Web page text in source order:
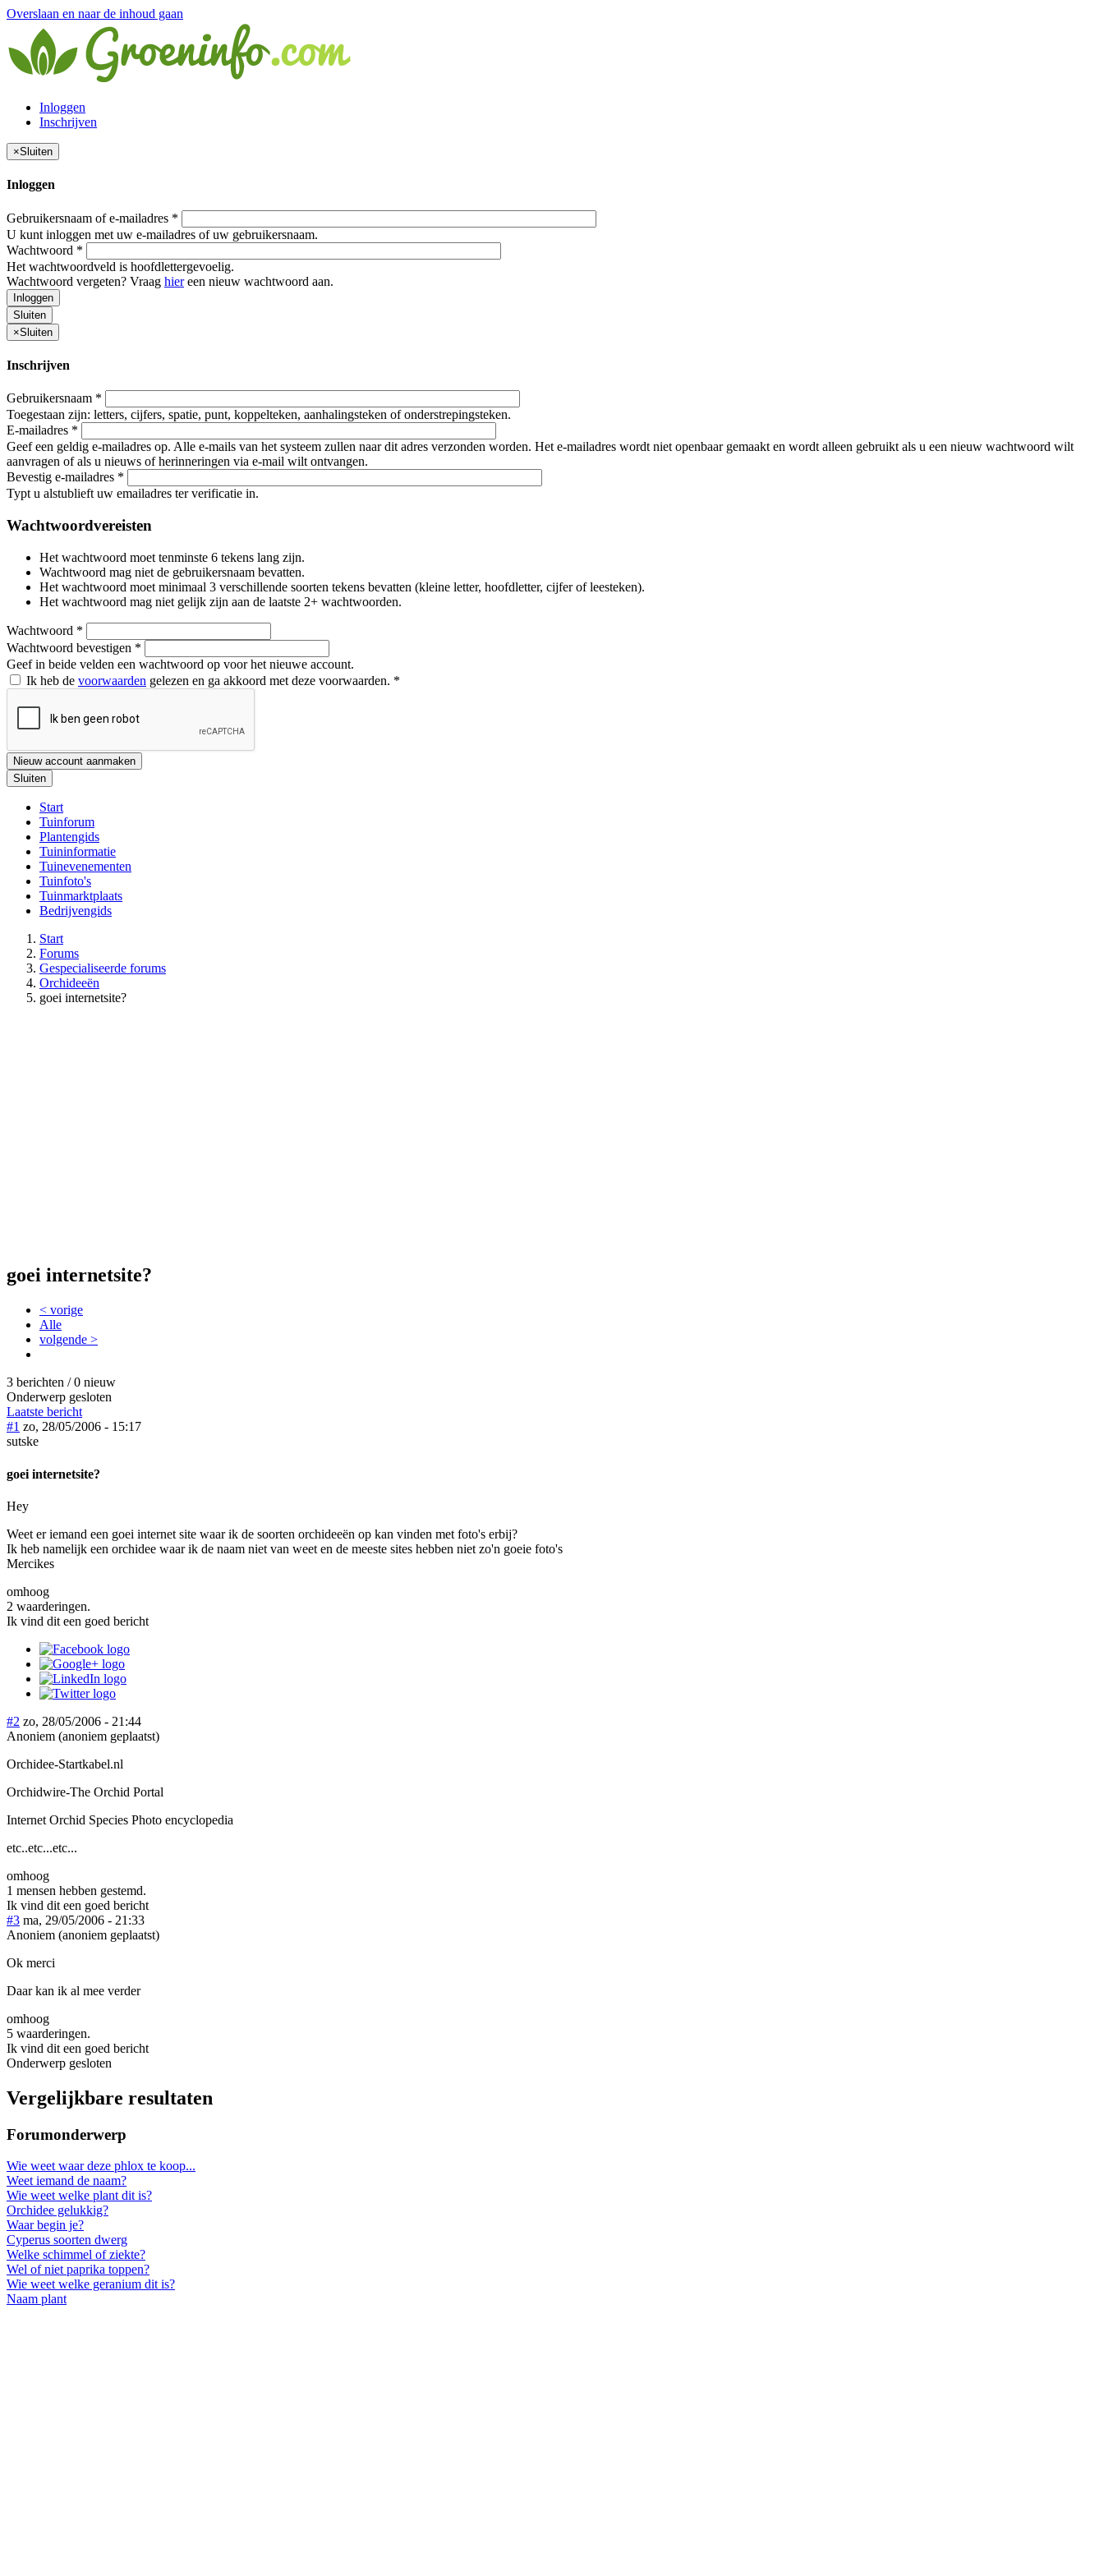
Overslaan en naar de inhoud gaan
Inloggen
Inschrijven
×Sluiten
Inloggen
Gebruikersnaam of e-mailadres *
U kunt inloggen met uw e-mailadres of uw gebruikersnaam.
Wachtwoord *
Het wachtwoordveld is hoofdlettergevoelig.
Wachtwoord vergeten? Vraag hiereen nieuw wachtwoord aan.
Inloggen
Sluiten
×Sluiten
Inschrijven
Gebruikersnaam *
Toegestaan zijn: letters, cijfers, spatie, punt, koppelteken, aanhalingsteken of onderstrepingsteken.
E-mailadres *
Geef een geldig e-mailadres op. Alle e-mails van het systeem zullen naar dit adres verzonden worden. Het e-mailadres wordt niet openbaar gemaakt en wordt alleen gebruikt als u een nieuw wachtwoord wilt
aanvragen of als u nieuws of herinneringen via e-mail wilt ontvangen.
Bevestig e-mailadres *
Typt u alstublieft uw emailadres ter verificatie in.
Wachtwoordvereisten
Het wachtwoord moet tenminste 6 tekens lang zijn.
Wachtwoord mag niet de gebruikersnaam bevatten.
Het wachtwoord moet minimaal 3 verschillende soorten tekens bevatten (kleine letter, hoofdletter, cijfer of leesteken).
Het wachtwoord mag niet gelijk zijn aan de laatste 2+ wachtwoorden.
Wachtwoord *
Wachtwoord bevestigen *
Geef in beide velden een wachtwoord op voor het nieuwe account.
Ik heb de voorwaarden gelezen en ga akkoord met deze voorwaarden. *
Nieuw account aanmaken
Sluiten
Start
Tuinforum
Plantengids
Tuininformatie
Tuinevenementen
Tuinfoto's
Tuinmarktplaats
Bedrijvengids
Start
Forums
Gespecialiseerde forums
Orchideeën
goei internetsite?
goei internetsite?
< vorige
Alle
volgende >
3 berichten / 0 nieuw
Onderwerp gesloten
Laatste bericht
#1 zo, 28/05/2006 - 15:17
sutske
goei internetsite?
Hey
Weet er iemand een goei internet site waar ik de soorten orchideeën op kan vinden met foto's erbij?
Ik heb namelijk een orchidee waar ik de naam niet van weet en de meeste sites hebben niet zo'n goeie foto's
Mercikes
omhoog
2 waarderingen.
Ik vind dit een goed bericht
#2 zo, 28/05/2006 - 21:44
Anoniem (anoniem geplaatst)
Orchidee-Startkabel.nl
Orchidwire-The Orchid Portal
Internet Orchid Species Photo encyclopedia
etc..etc...etc...
omhoog
1 mensen hebben gestemd.
Ik vind dit een goed bericht
#3 ma, 29/05/2006 - 21:33
Anoniem (anoniem geplaatst)
Ok merci
Daar kan ik al mee verder
omhoog
5 waarderingen.
Ik vind dit een goed bericht
Onderwerp gesloten
Vergelijkbare resultaten
Forumonderwerp
Wie weet waar deze phlox te koop...
Weet iemand de naam?
Wie weet welke plant dit is?
Orchidee gelukkig?
Waar begin je?
Cyperus soorten dwerg
Welke schimmel of ziekte?
Wel of niet paprika toppen?
Wie weet welke geranium dit is?
Naam plant